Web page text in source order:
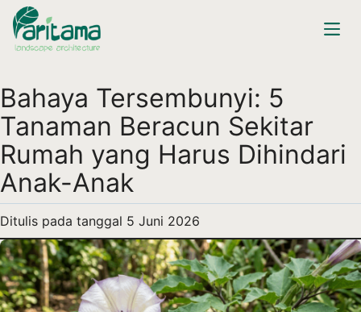
Bahaya Tersembunyi: 5
Tanaman Beracun Sekitar
Rumah yang Harus Dihindari
Anak-Anak
Ditulis pada tanggal 5 Juni 2026